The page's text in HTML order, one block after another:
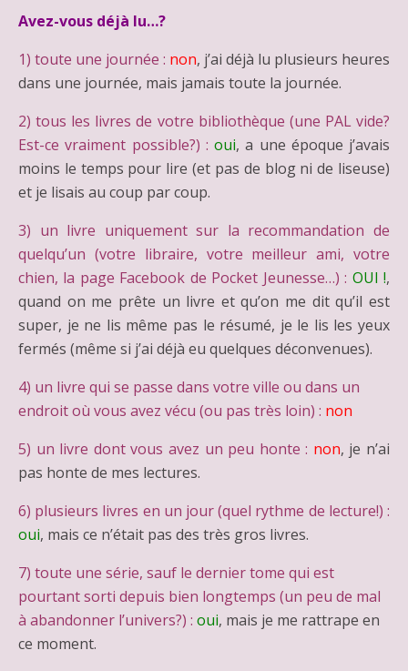
Avez-vous déjà lu…?
1) toute une journée : non, j’ai déjà lu plusieurs heures
dans une journée, mais jamais toute la journée.
2) tous les livres de votre bibliothèque (une PAL vide?
Est-ce vraiment possible?) : oui, a une époque j’avais
moins le temps pour lire (et pas de blog ni de liseuse)
et je lisais au coup par coup.
3) un livre uniquement sur la recommandation de
quelqu’un (votre libraire, votre meilleur ami, votre
chien, la page Facebook de Pocket Jeunesse…) : OUI !,
quand on me prête un livre et qu’on me dit qu’il est
super, je ne lis même pas le résumé, je le lis les yeux
fermés (même si j’ai déjà eu quelques déconvenues).
4) un livre qui se passe dans votre ville ou dans un
endroit où vous avez vécu (ou pas très loin) : non
5) un livre dont vous avez un peu honte : non, je n’ai
pas honte de mes lectures.
6) plusieurs livres en un jour (quel rythme de lecture!) :
oui, mais ce n’était pas des très gros livres.
7) toute une série, sauf le dernier tome qui est
pourtant sorti depuis bien longtemps (un peu de mal
à abandonner l’univers?) : oui, mais je me rattrape en
ce moment.